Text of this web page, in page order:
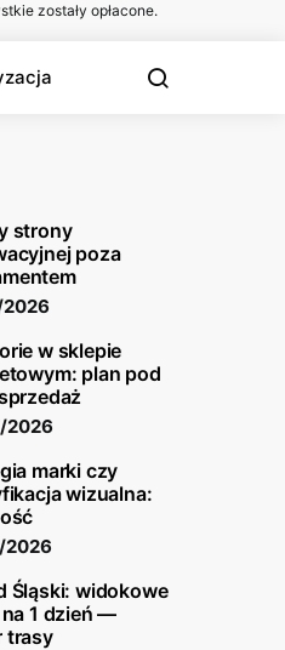
zostały opłacone.
strony
poza
w sklepie
plan pod
2026
marki czy
wizualna:
Śląski: widokowe
1 dzień —
trasy